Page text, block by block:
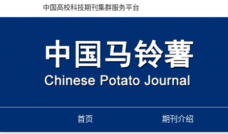
中国高校科技期刊集群服务平台
首页 期刊介绍